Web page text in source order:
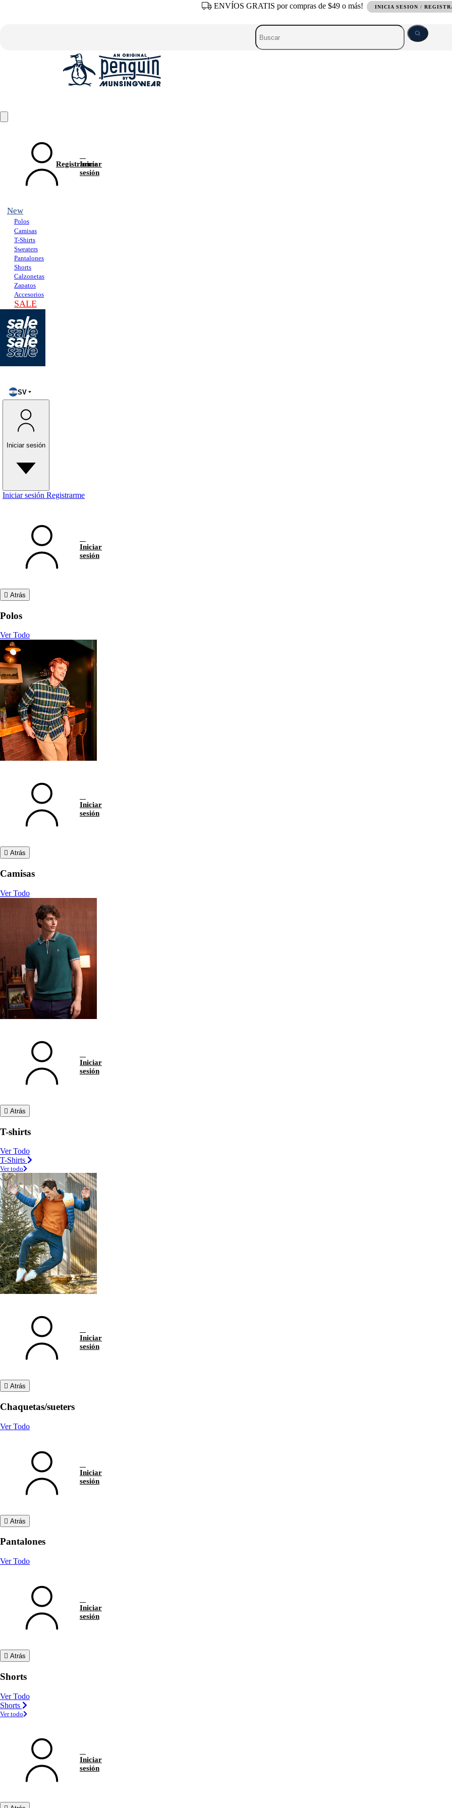
ENVÍOS GRATIS por compras de $49 o más! INICIA SESION /
Iniciar
sesión
Registrarme
New
Polos
Camisas
T-Shirts
Sweaters
Pantalones
Shorts
Calzonetas
Zapatos
Accesorios
SALE
SV
Iniciar sesión
Iniciar sesión Registrarme
Iniciar
sesión
Atrás
Polos
Ver Todo
Iniciar
sesión
Atrás
Camisas
Ver Todo
Iniciar
sesión
Atrás
T-shirts
Ver Todo
T-Shirts
Ver todo
Iniciar
sesión
Atrás
Chaquetas/sueters
Ver Todo
Iniciar
sesión
Atrás
Pantalones
Ver Todo
Iniciar
sesión
Atrás
Shorts
Ver Todo
Shorts
Ver todo
Iniciar
sesión